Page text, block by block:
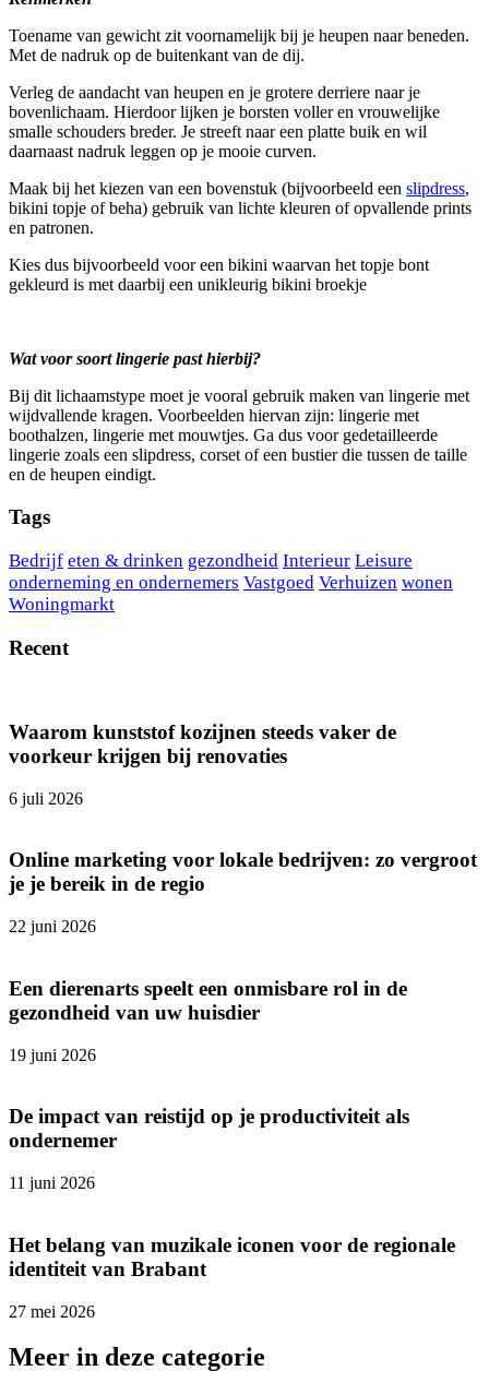
Toename van gewicht zit voornamelijk bij je heupen naar beneden.
Met de nadruk op de buitenkant van de dij.
Verleg de aandacht van heupen en je grotere derriere naar je
bovenlichaam. Hierdoor lijken je borsten voller en vrouwelijke
smalle schouders breder. Je streeft naar een platte buik en wil
daarnaast nadruk leggen op je mooie curven.
Maak bij het kiezen van een bovenstuk (bijvoorbeeld een slipdress,
bikini topje of beha) gebruik van lichte kleuren of opvallende prints
en patronen.
Kies dus bijvoorbeeld voor een bikini waarvan het topje bont
gekleurd is met daarbij een unikleurig bikini broekje
Wat voor soort lingerie past hierbij?
Bij dit lichaamstype moet je vooral gebruik maken van lingerie met
wijdvallende kragen. Voorbeelden hiervan zijn: lingerie met
boothalzen, lingerie met mouwtjes. Ga dus voor gedetailleerde
lingerie zoals een slipdress, corset of een bustier die tussen de taille
en de heupen eindigt.
Tags
Bedrijf eten & drinken gezondheid Interieur Leisure
onderneming en ondernemers Vastgoed Verhuizen wonen
Woningmarkt
Recent
Waarom kunststof kozijnen steeds vaker de
voorkeur krijgen bij renovaties
6 juli 2026
Online marketing voor lokale bedrijven: zo vergroot
je je bereik in de regio
22 juni 2026
Een dierenarts speelt een onmisbare rol in de
gezondheid van uw huisdier
19 juni 2026
De impact van reistijd op je productiviteit als
ondernemer
11 juni 2026
Het belang van muzikale iconen voor de regionale
identiteit van Brabant
27 mei 2026
Meer in deze categorie